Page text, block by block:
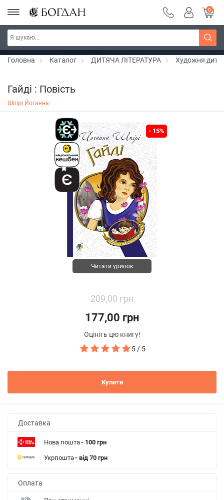
Серія "Вандербікери" ~ знижка 25%
0
Головна Каталог ДИТЯЧА ЛІТЕРАТУРА Художня
Гайді : Повість
Шпірі Йоганна
- 15%
Читати уривок
209,00 грн
177,00 грн
Оцініть цю книгу!
5 / 5
Купити
Доставка
Нова пошта- 100 грн
Укрпошта- від 70 грн
Оплата